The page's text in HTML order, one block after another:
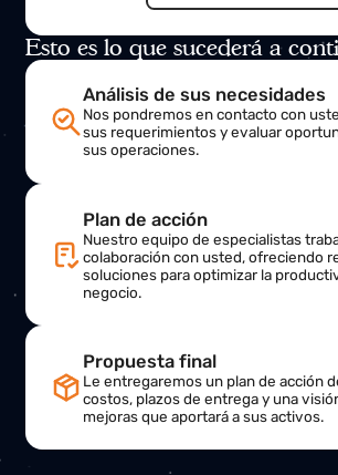
Esto es lo que sucederá a
Análisis de sus necesidades
Plan de acción
colaboración con usted,